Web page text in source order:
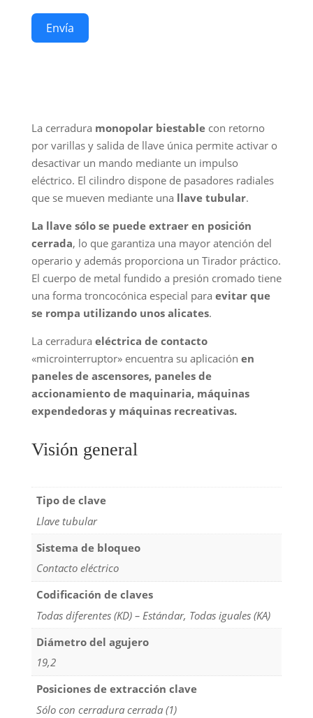
Envía
La cerradura monopolar biestablecon retorno
por varillas y salida de llave única permite activar o
desactivar un mando mediante un impulso
eléctrico. El cilindro dispone de pasadores radiales
que se mueven mediante una llave tubular.
La llave sólo se puede extraer en posición
cerrada, lo que garantiza una mayor atención del
operario y además proporciona un Tirador práctico.
El cuerpo de metal fundido a presión cromado tiene
una forma troncocónica especial para evitar que
se rompa utilizando unos alicates.
La cerradura eléctrica de contacto
«microinterruptor» encuentra su aplicación en
paneles de ascensores, paneles de
accionamiento de maquinaria, máquinas
expendedoras y máquinas recreativas.
Visión general
Tipo de clave
Llave tubular
Sistema de bloqueo
Contacto eléctrico
Codificación de claves
Todas diferentes (KD) – Estándar, Todas iguales (KA)
Diámetro del agujero
19,2
Posiciones de extracción clave
Sólo con cerradura cerrada (1)